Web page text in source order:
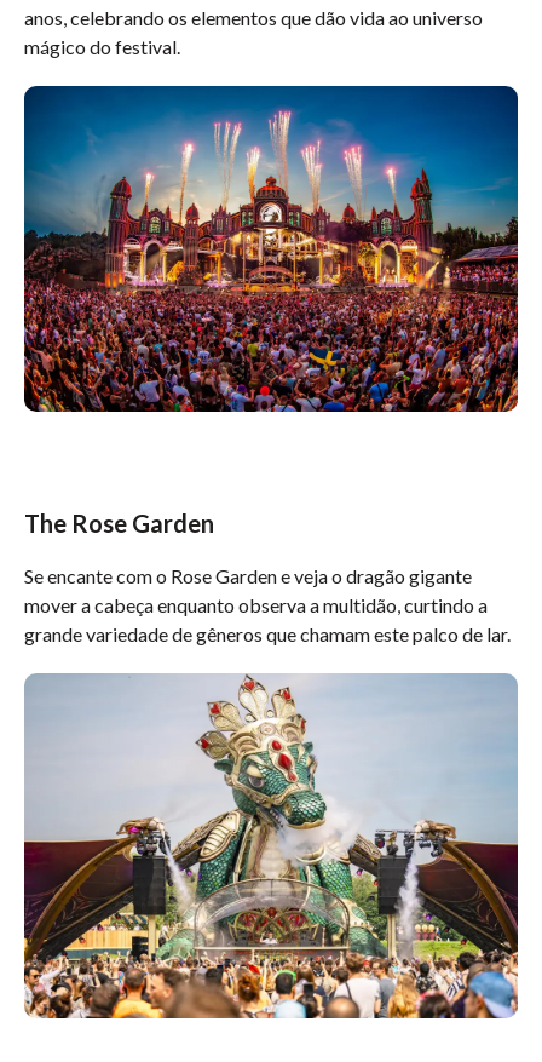
anos, celebrando os elementos que dão vida ao universo
mágico do festival.
The Rose Garden
Se encante com o Rose Garden e veja o dragão gigante
mover a cabeça enquanto observa a multidão, curtindo a
grande variedade de gêneros que chamam este palco de lar.